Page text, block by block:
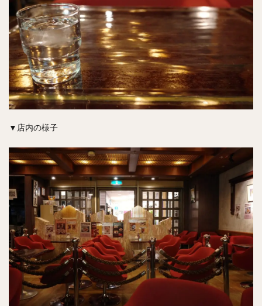
▼店内の様子